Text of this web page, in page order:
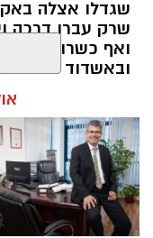
שגדלו אצלה
שרק עברו דרכה
ואף כשרונות
ובאשדוד הם
מיליון ש"ח)
באקזיטים של
מנהל האתר / 11:14 15.07.25